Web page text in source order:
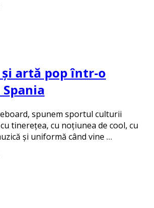
artă pop într-o
spunem sportul culturii
tinerețea, cu noțiunea de cool, cu
și uniformă când vine …